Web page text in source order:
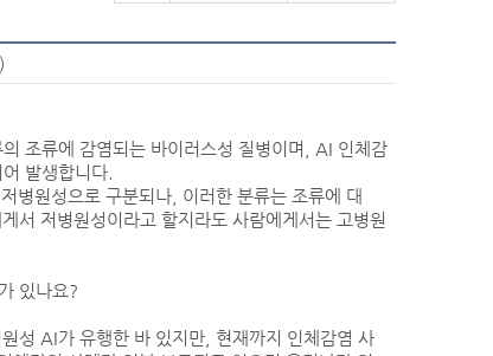
조류에 감염되는 바이러스성 질병이며, AI 인체감
발생합니다.
병원성으로 구분되나, 이러한 분류는 조류에 대
서 저병원성이라고 할지라도 사람에게서는 고병원
있나요?
성 AI가 유행한 바 있지만, 현재까지 인체감염 사